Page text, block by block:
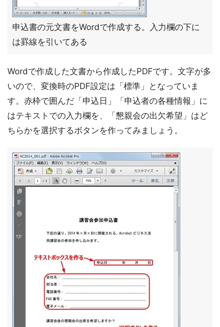
申込書の元文書をWordで作成する。入力欄の下に
は罫線を引いてある
Wordで作成した文書から作成したPDFです。文字が多
いので、変換時のPDF設定は「標準」となっていま
す。赤枠で囲んだ「申込日」「申込者の各種情報」に
はテキストでの入力欄を、「懇親会の出欠希望」はど
ちらかを選択するボタンを作ってみましょう。